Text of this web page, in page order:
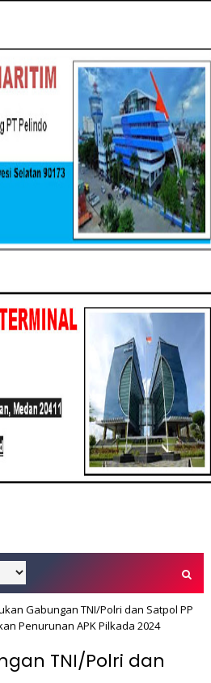
Gabungan TNI/Polri dan Satpol PP
Penurunan APK Pilkada 2024
TNI/Polri dan